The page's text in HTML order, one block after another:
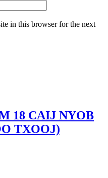
in this browser for the next
18 CAIJ NYOB
TXOOJ)